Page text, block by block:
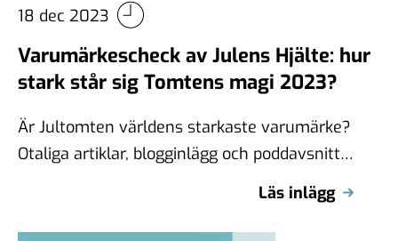
18 dec 2023
Varumärkescheck av Julens Hjälte: hur
stark står sig Tomtens magi 2023?
Är Jultomten världens starkaste varumärke?
Otaliga artiklar, blogginlägg och poddavsnitt
Läs inlägg